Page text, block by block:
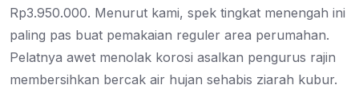
Rp3.950.000. Menurut kami, spek tingkat menengah ini
paling pas buat pemakaian reguler area perumahan.
Pelatnya awet menolak korosi asalkan pengurus rajin
membersihkan bercak air hujan sehabis ziarah kubur.